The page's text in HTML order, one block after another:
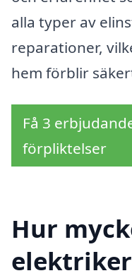
alla typer av
reparationer,
hem förblir
Få 3
förpliktelser
Hur